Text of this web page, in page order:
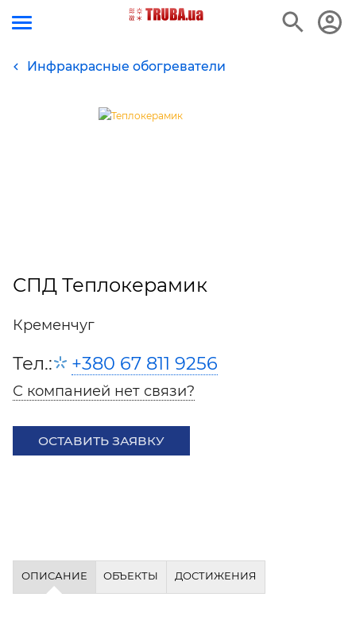
Инфракрасные обогреватели
СПД Теплокерамик
Кременчуг
Тел.: +380 67 811 9256
С компанией нет связи?
ОСТАВИТЬ ЗАЯВКУ
ОПИСАНИЕ ОБЪЕКТЫ ДОСТИЖЕНИЯ